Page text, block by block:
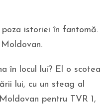
istoriei în fantomă.
în locul lui? El o scotea
lui, cu un steag al
pentru TVR 1,